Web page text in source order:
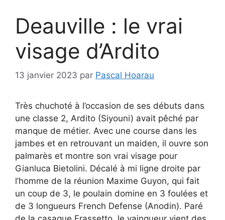
Deauville : le vrai
visage d’Ardito
13 janvier 2023 par Pascal Hoarau
Très chuchoté à l’occasion de ses débuts dans
une classe 2, Ardito (Siyouni) avait pêché par
manque de métier. Avec une course dans les
jambes et en retrouvant un maiden, il ouvre son
palmarès et montre son vrai visage pour
Gianluca Bietolini. Décalé à mi ligne droite par
l’homme de la réunion Maxime Guyon, qui fait
un coup de 3, le poulain domine en 3 foulées et
de 3 longueurs French Defense (Anodin). Paré